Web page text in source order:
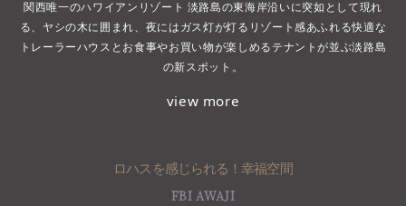
関西唯一のハワイアンリゾート 淡路島の東海岸沿いに突如として現れ
る、ヤシの木に囲まれ、夜にはガス灯が灯るリゾート感あふれる快適な
トレーラーハウスとお食事やお買い物が楽しめるテナントが並ぶ淡路島
の新スポット。
view more
ロハスを感じられる！幸福空間
FBI AWAJI